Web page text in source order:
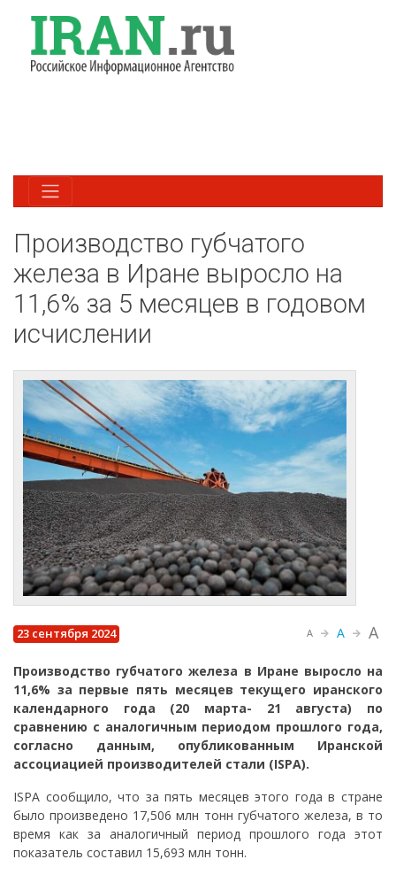
Производство губчатого
железа в Иране выросло на
11,6% за 5 месяцев в годовом
исчислении
23 сентября 2024 A A A
Производство губчатого железа в Иране выросло на
11,6% за первые пять месяцев текущего иранского
календарного года (20 марта- 21 августа) по
сравнению с аналогичным периодом прошлого года,
согласно данным, опубликованным Иранской
ассоциацией производителей стали (ISPA).
ISPA сообщило, что за пять месяцев этого года в стране
было произведено 17,506 млн тонн губчатого железа, в то
время как за аналогичный период прошлого года этот
показатель составил 15,693 млн тонн.